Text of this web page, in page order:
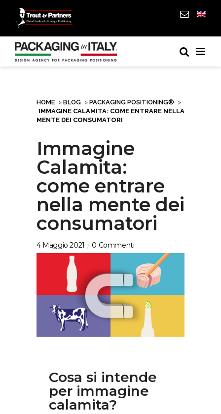
HOME > BLOG > PACKAGING POSITIONING® >
IMMAGINE CALAMITA: COME ENTRARE NELLA
MENTE DEI CONSUMATORI
Immagine
Calamita:
come entrare
nella mente dei
consumatori
4 Maggio 2021 0 Commenti
Cosa si intende
per immagine
calamita?